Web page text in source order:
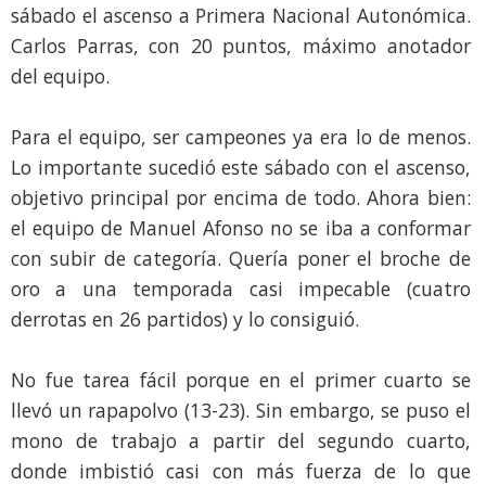
sábado el ascenso a Primera Nacional Autonómica.
Carlos Parras, con 20 puntos, máximo anotador
del equipo.
Para el equipo, ser campeones ya era lo de menos.
Lo importante sucedió este sábado con el ascenso,
objetivo principal por encima de todo. Ahora bien:
el equipo de Manuel Afonso no se iba a conformar
con subir de categoría. Quería poner el broche de
oro a una temporada casi impecable (cuatro
derrotas en 26 partidos) y lo consiguió.
No fue tarea fácil porque en el primer cuarto se
llevó un rapapolvo (13-23). Sin embargo, se puso el
mono de trabajo a partir del segundo cuarto,
donde imbistió casi con más fuerza de lo que